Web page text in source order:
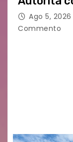
Ago 5, 2026
Commento